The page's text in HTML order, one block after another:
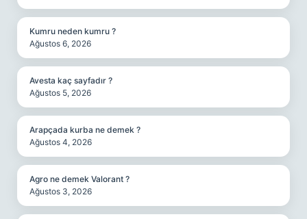
Kumru neden kumru ?
Ağustos 6, 2026
Avesta kaç sayfadır ?
Ağustos 5, 2026
Arapçada kurba ne demek ?
Ağustos 4, 2026
Agro ne demek Valorant ?
Ağustos 3, 2026